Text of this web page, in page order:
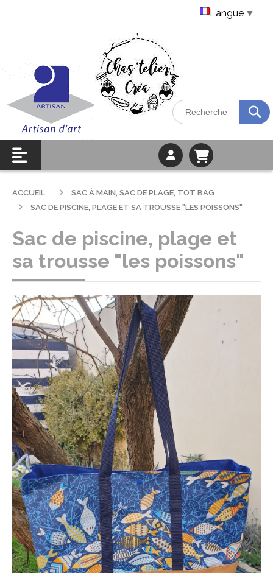
ACCUEIL
SAC À MAIN, SAC DE PLAGE, TOT BAG
SAC DE PISCINE, PLAGE ET SA TROUSSE "LES POISSONS"
Sac de piscine, plage et
sa trousse "les poissons"
Langue ▼